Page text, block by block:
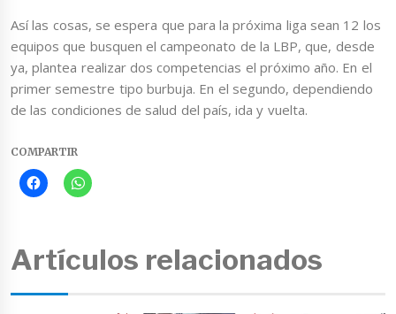
Así las cosas, se espera que para la próxima liga sean 12 los
equipos que busquen el campeonato de la LBP, que, desde
ya, plantea realizar dos competencias el próximo año. En el
primer semestre tipo burbuja. En el segundo, dependiendo
de las condiciones de salud del país, ida y vuelta.
COMPARTIR
Artículos relacionados